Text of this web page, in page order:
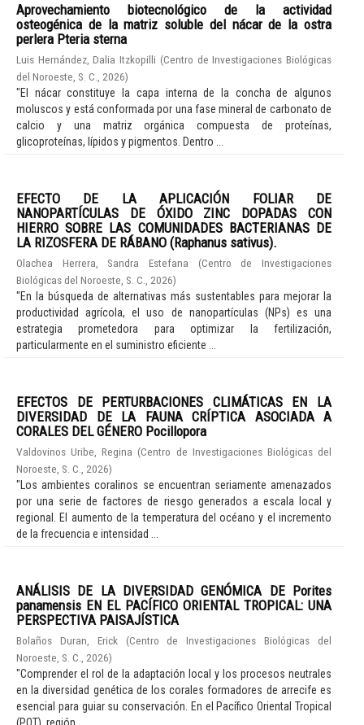
Aprovechamiento biotecnológico de la actividad
osteogénica de la matriz soluble del nácar de la ostra
perlera Pteria sterna
Luis Hernández, Dalia Itzkopilli (Centro de Investigaciones Biológicas
del Noroeste, S. C.
2026)
"El nácar constituye la capa interna de la concha de algunos
moluscos y está conformada por una fase mineral de carbonato de
calcio y una matriz orgánica compuesta de proteínas,
glicoproteínas, lípidos y pigmentos. Dentro ...
EFECTO DE LA APLICACIÓN FOLIAR DE
NANOPARTÍCULAS DE ÓXIDO ZINC DOPADAS CON
HIERRO SOBRE LAS COMUNIDADES BACTERIANAS DE
LA RIZOSFERA DE RÁBANO (Raphanus sativus).
Olachea Herrera, Sandra Estefana (Centro de Investigaciones
Biológicas del Noroeste, S. C.
2026)
"En la búsqueda de alternativas más sustentables para mejorar la
productividad agrícola, el uso de nanopartículas (NPs) es una
estrategia prometedora para optimizar la fertilización,
particularmente en el suministro eficiente ...
EFECTOS DE PERTURBACIONES CLIMÁTICAS EN LA
DIVERSIDAD DE LA FAUNA CRÍPTICA ASOCIADA A
CORALES DEL GÉNERO Pocillopora
Valdovinos Uribe, Regina (Centro de Investigaciones Biológicas del
Noroeste, S. C.
2026)
"Los ambientes coralinos se encuentran seriamente amenazados
por una serie de factores de riesgo generados a escala local y
regional. El aumento de la temperatura del océano y el incremento
de la frecuencia e intensidad ...
ANÁLISIS DE LA DIVERSIDAD GENÓMICA DE Porites
panamensis EN EL PACÍFICO ORIENTAL TROPICAL: UNA
PERSPECTIVA PAISAJÍSTICA
Bolaños Duran, Erick (Centro de Investigaciones Biológicas del
Noroeste, S. C.
2026)
"Comprender el rol de la adaptación local y los procesos neutrales
en la diversidad genética de los corales formadores de arrecife es
esencial para guiar su conservación. En el Pacífico Oriental Tropical
(POT), región ...